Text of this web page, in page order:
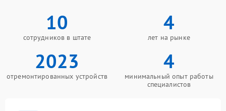
10
сотрудников в штате
4
лет на рынке
2023
отремонтированных устройств
4
минимальный опыт работы
специалистов